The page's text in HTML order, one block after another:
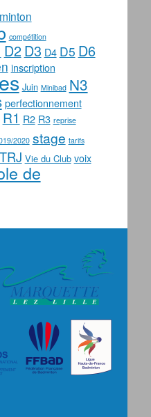
compétition
D2 D3 D4 D5 D6
inscription
Juin Minibad N3
perfectionnement
R1 R2 R3 reprise
2020 stage tarifs
TRJ Vie du Club voix
de